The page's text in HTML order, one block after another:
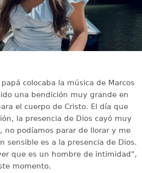
colocaba la música de Marcos
una bendición muy grande en
el cuerpo de Cristo. El día que
la presencia de Dios cayó muy
no podíamos parar de llorar y me
sensible es a la presencia de Dios.
que es un hombre de intimidad",
momento.